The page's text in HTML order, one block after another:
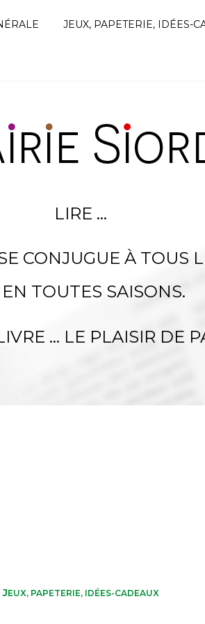
JEUX, PAPETERIE, IDÉES-
LIRE …
CONJUGUE À TOUS
EN TOUTES SAISONS.
… LE PLAISIR DE
JEUX, PAPETERIE, IDÉES-CADEAUX